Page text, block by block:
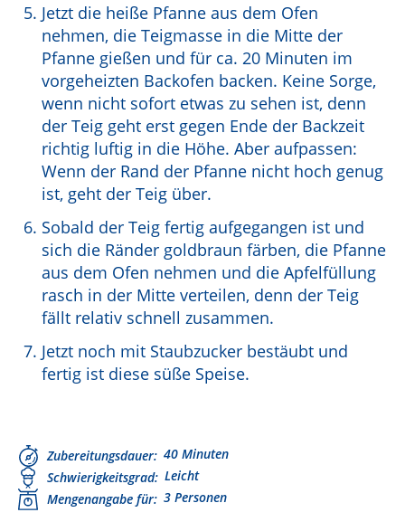
Jetzt die heiße Pfanne aus dem Ofen
nehmen, die Teigmasse in die Mitte der
Pfanne gießen und für ca. 20 Minuten im
vorgeheizten Backofen backen. Keine Sorge,
wenn nicht sofort etwas zu sehen ist, denn
der Teig geht erst gegen Ende der Backzeit
richtig luftig in die Höhe. Aber aufpassen:
Wenn der Rand der Pfanne nicht hoch genug
ist, geht der Teig über.
Sobald der Teig fertig aufgegangen ist und
sich die Ränder goldbraun färben, die Pfanne
aus dem Ofen nehmen und die Apfelfüllung
rasch in der Mitte verteilen, denn der Teig
fällt relativ schnell zusammen.
Jetzt noch mit Staubzucker bestäubt und
fertig ist diese süße Speise.
Zubereitungsdauer 40 Minuten
Schwierigkeitsgrad Leicht
Mengenangabe für 3 Personen